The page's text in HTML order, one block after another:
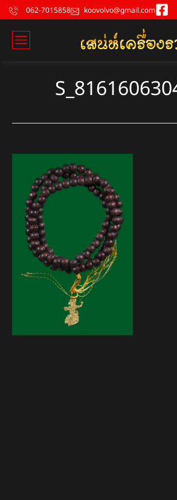
062-7015858 koovolvo@gmail.com